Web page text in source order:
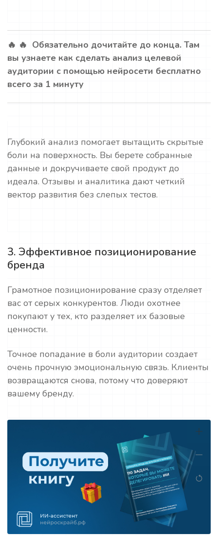
🔥 🔥 Обязательно дочитайте до конца. Там
вы узнаете как сделать анализ целевой
аудитории с помощью нейросети бесплатно
всего за 1 минуту
Глубокий анализ помогает вытащить скрытые
боли на поверхность. Вы берете собранные
данные и докручиваете свой продукт до
идеала. Отзывы и аналитика дают четкий
вектор развития без слепых тестов.
3. Эффективное позиционирование
бренда
Грамотное позиционирование сразу отделяет
вас от серых конкурентов. Люди охотнее
покупают у тех, кто разделяет их базовые
ценности.
Точное попадание в боли аудитории создает
очень прочную эмоциональную связь. Клиенты
возвращаются снова, потому что доверяют
вашему бренду.